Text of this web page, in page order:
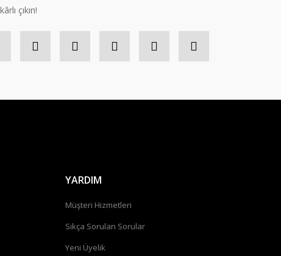
çıkın!
YARDIM
Müşteri Hizmetleri
Sıkça Sorulan Sorular
Yeni Üyelik